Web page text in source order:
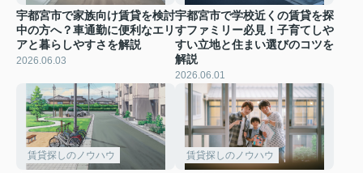
宇都宮市で家族向け賃貸を検討
中の方へ？車通勤に便利なエリ
アと暮らしやすさを解説
2026.06.03
宇都宮市で学校近くの賃貸を探
すファミリー必見！子育てしや
すい立地と住まい選びのコツを
解説
2026.06.01
賃貸探しのノウハウ 賃貸探しのノウハウ